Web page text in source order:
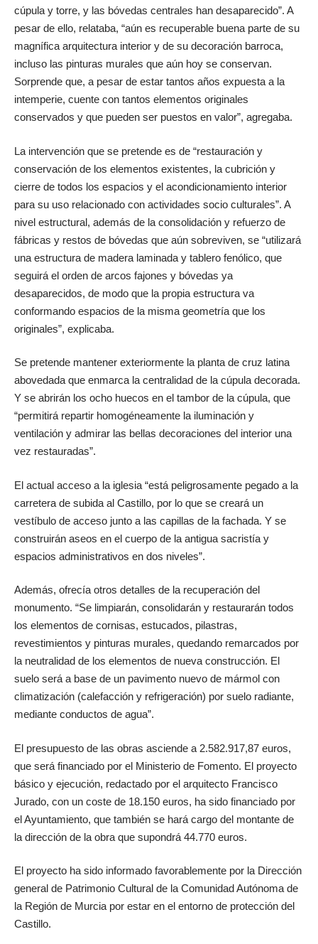
cúpula y torre, y las bóvedas centrales han desaparecido”. A
pesar de ello, relataba, “aún es recuperable buena parte de su
magnífica arquitectura interior y de su decoración barroca,
incluso las pinturas murales que aún hoy se conservan.
Sorprende que, a pesar de estar tantos años expuesta a la
intemperie, cuente con tantos elementos originales
conservados y que pueden ser puestos en valor”, agregaba.
La intervención que se pretende es de “restauración y
conservación de los elementos existentes, la cubrición y
cierre de todos los espacios y el acondicionamiento interior
para su uso relacionado con actividades socio culturales”. A
nivel estructural, además de la consolidación y refuerzo de
fábricas y restos de bóvedas que aún sobreviven, se “utilizará
una estructura de madera laminada y tablero fenólico, que
seguirá el orden de arcos fajones y bóvedas ya
desaparecidos, de modo que la propia estructura va
conformando espacios de la misma geometría que los
originales”, explicaba.
Se pretende mantener exteriormente la planta de cruz latina
abovedada que enmarca la centralidad de la cúpula decorada.
Y se abrirán los ocho huecos en el tambor de la cúpula, que
“permitirá repartir homogéneamente la iluminación y
ventilación y admirar las bellas decoraciones del interior una
vez restauradas”.
El actual acceso a la iglesia “está peligrosamente pegado a la
carretera de subida al Castillo, por lo que se creará un
vestíbulo de acceso junto a las capillas de la fachada. Y se
construirán aseos en el cuerpo de la antigua sacristía y
espacios administrativos en dos niveles”.
Además, ofrecía otros detalles de la recuperación del
monumento. “Se limpiarán, consolidarán y restaurarán todos
los elementos de cornisas, estucados, pilastras,
revestimientos y pinturas murales, quedando remarcados por
la neutralidad de los elementos de nueva construcción. El
suelo será a base de un pavimento nuevo de mármol con
climatización (calefacción y refrigeración) por suelo radiante,
mediante conductos de agua”.
El presupuesto de las obras asciende a 2.582.917,87 euros,
que será financiado por el Ministerio de Fomento. El proyecto
básico y ejecución, redactado por el arquitecto Francisco
Jurado, con un coste de 18.150 euros, ha sido financiado por
el Ayuntamiento, que también se hará cargo del montante de
la dirección de la obra que supondrá 44.770 euros.
El proyecto ha sido informado favorablemente por la Dirección
general de Patrimonio Cultural de la Comunidad Autónoma de
la Región de Murcia por estar en el entorno de protección del
Castillo.